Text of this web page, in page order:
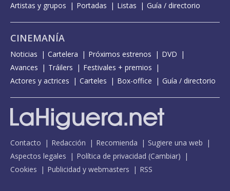
Artistas y grupos
Portadas Listas Guía / directorio
CINEMANÍA
Noticias Cartelera Próximos estrenos
DVD
Avances
Tráilers
Festivales + premios
Actores y actrices
Carteles Box-office Guía / directorio
Contacto Redacción Recomienda
Sugiere una web
Aspectos legales
Política de privacidad (Cambiar)
Cookies
Publicidad y webmasters RSS